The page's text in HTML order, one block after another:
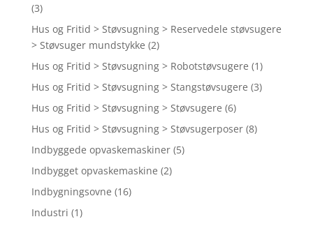
(3)
Hus og Fritid > Støvsugning > Reservedele støvsugere
> Støvsuger mundstykke (2)
Hus og Fritid > Støvsugning > Robotstøvsugere (1)
Hus og Fritid > Støvsugning > Stangstøvsugere (3)
Hus og Fritid > Støvsugning > Støvsugere (6)
Hus og Fritid > Støvsugning > Støvsugerposer (8)
Indbyggede opvaskemaskiner (5)
Indbygget opvaskemaskine (2)
Indbygningsovne (16)
Industri (1)